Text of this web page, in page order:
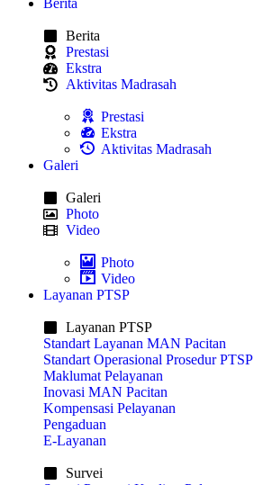
Berita
Berita
Prestasi
Ekstra
Aktivitas Madrasah
Prestasi
Ekstra
Aktivitas Madrasah
Galeri
Galeri
Photo
Video
Photo
Video
Layanan PTSP
Layanan PTSP
Standart Layanan MAN Pacitan
Standart Operasional Prosedur PTSP
Maklumat Pelayanan
Inovasi MAN Pacitan
Kompensasi Pelayanan
Pengaduan
E-Layanan
Survei